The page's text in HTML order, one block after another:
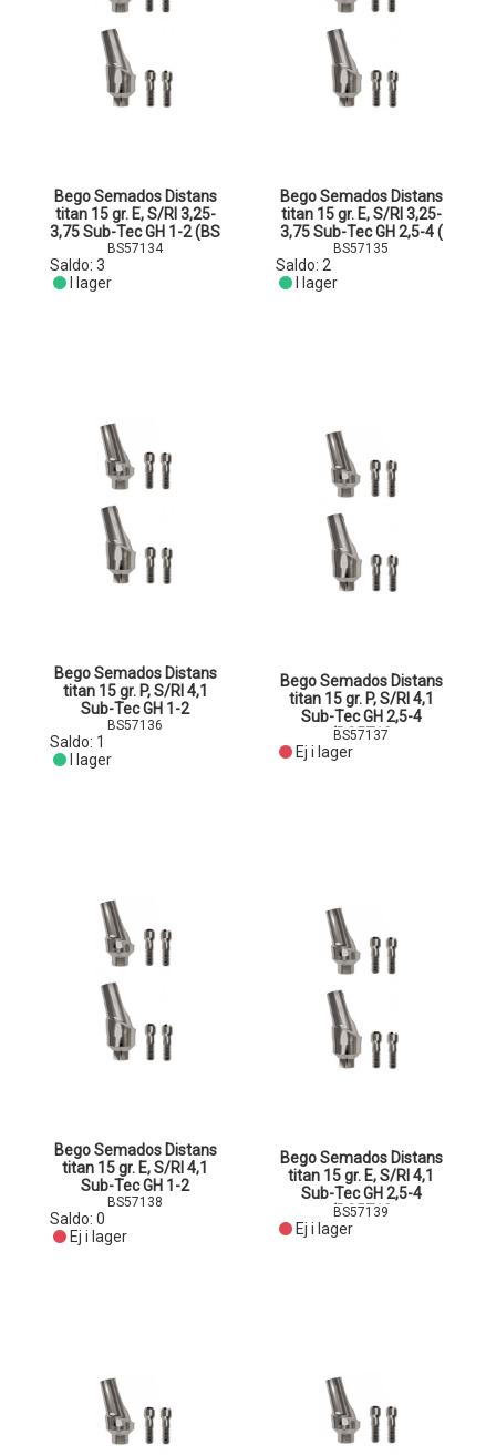
Bego Semados Distans
titan 15 gr. E, S/RI 3,25-
3,75 Sub-Tec GH 1-2 (BS
BS57134
Saldo: 3
I lager
Bego Semados Distans
titan 15 gr. E, S/RI 3,25-
3,75 Sub-Tec GH 2,5-4 (
BS57135
Saldo: 2
I lager
Bego Semados Distans
titan 15 gr. P, S/RI 4,1
Sub-Tec GH 1-2
BS57136
Saldo: 1
I lager
Bego Semados Distans
titan 15 gr. P, S/RI 4,1
Sub-Tec GH 2,5-4
(BS5713
BS57137
Ej i lager
Bego Semados Distans
titan 15 gr. E, S/RI 4,1
Sub-Tec GH 1-2
BS57138
Saldo: 0
Ej i lager
Bego Semados Distans
titan 15 gr. E, S/RI 4,1
Sub-Tec GH 2,5-4
(BS5713
BS57139
Ej i lager